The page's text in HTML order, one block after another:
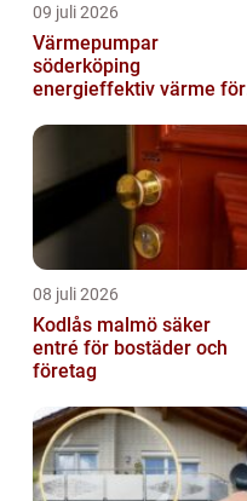
09 juli 2026
Värmepumpar
söderköping
energieffektiv värme för
08 juli 2026
Kodlås malmö säker
entré för bostäder och
företag